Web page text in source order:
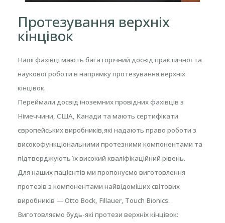
Протезування верхніх
кінцівок
Наші фахівці мають багаторічний досвід практичної та
наукової роботи в напрямку протезування верхніх
кінцівок.
Переймали досвід іноземних провідних фахівців з
Німеччини, США, Канади та мають сертифікати
європейських виробників,які надають право роботи з
високофункціональними протезними компонентами та
підтверджують їх високий кваліфікаційний рівень.
Для наших пацієнтів ми пропонуємо виготовлення
протезів з компонентами найвідоміших світових
виробників — Otto Bock, Fillauer, Touch Bionics.
Виготовляємо будь-які протези верхніх кінцівок: